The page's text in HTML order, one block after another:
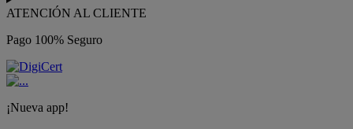
ATENCIÓN AL CLIENTE
Pago 100% Seguro
¡Nueva app!